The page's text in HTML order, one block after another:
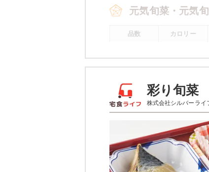
元気旬菜・元気
品数 カロリー
元気旬菜・元気旬
豚肉と
麩と榎のさっと煮
マーボー豆腐
小松菜と玉葱のツナ和え
彩り旬菜
株式会社シルバーライ